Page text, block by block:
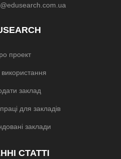
проект
заклад
для закладів
заклади
СТАТТІ